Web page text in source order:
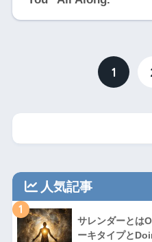
1
人気記事
1
サレンダーとは
ーキタイプと